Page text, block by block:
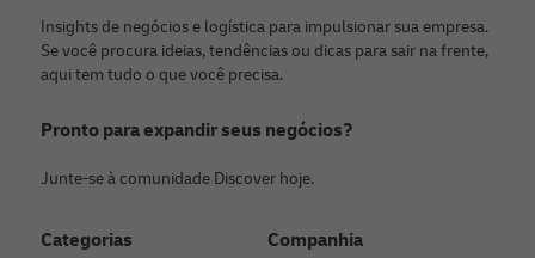
Insights de negócios e logística para impulsionar sua empresa.
Se você procura ideias, tendências ou dicas para sair na frente,
aqui tem tudo o que você precisa.
Pronto para expandir seus negócios?
Junte-se à comunidade Discover hoje.
Categorias Companhia